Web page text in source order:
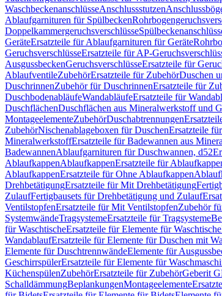
WaschbeckenanschlüsseAnschlussstutzen
Ablaufgarnituren für Spülbecken
Doppelkammergeruchsverschlüsse
GeräteErsatzteile für Ablaufgarnituren für Geräte
GeruchsverschlüsseErsatzteile für AP-
AusgussbeckenGeruchsverschlüsseErsatzteile für
AblaufventileZubehörErsatzteile für ZubehörDuschen
DuschrinnenZubehör für DuschrinnenErsatzteile für
DuschbodenabläufeWandabläufeErsatzteile für
DuschflächenDuschflächen aus Mineralwerkstoff und
MontageelementeZubehörDuschabtrennungen
ZubehörNischenablageboxen für DuschenErsatzteile
MineralwerkstoffErsatzteile für Badewannen aus
BadewannenAblaufgarnituren für Duschwannen, d52
AblaufkappenAblaufkappenErsatzteile für
AblaufkappenErsatzteile für Ohne Ablaufkappen
DrehbetätigungErsatzteile für Mit Drehbetätigung
ZulaufFertigbausets für Drehbetätigung und Zulauf
VentilstopfenErsatzteile für Mit VentilstopfenZubehör
SystemwändeTragsystemeErsatzteile für Tragsysteme
für WaschtischeErsatzteile für Elemente für Waschtische
WandablaufErsatzteile für Elemente für Duschen mit
Elemente für DuschtrennwändeElemente für
GeschirrspülerErsatzteile für Elemente für
KüchenspülenZubehörErsatzteile für ZubehörGeberit
SchalldämmungBeplankungenMontageelemente